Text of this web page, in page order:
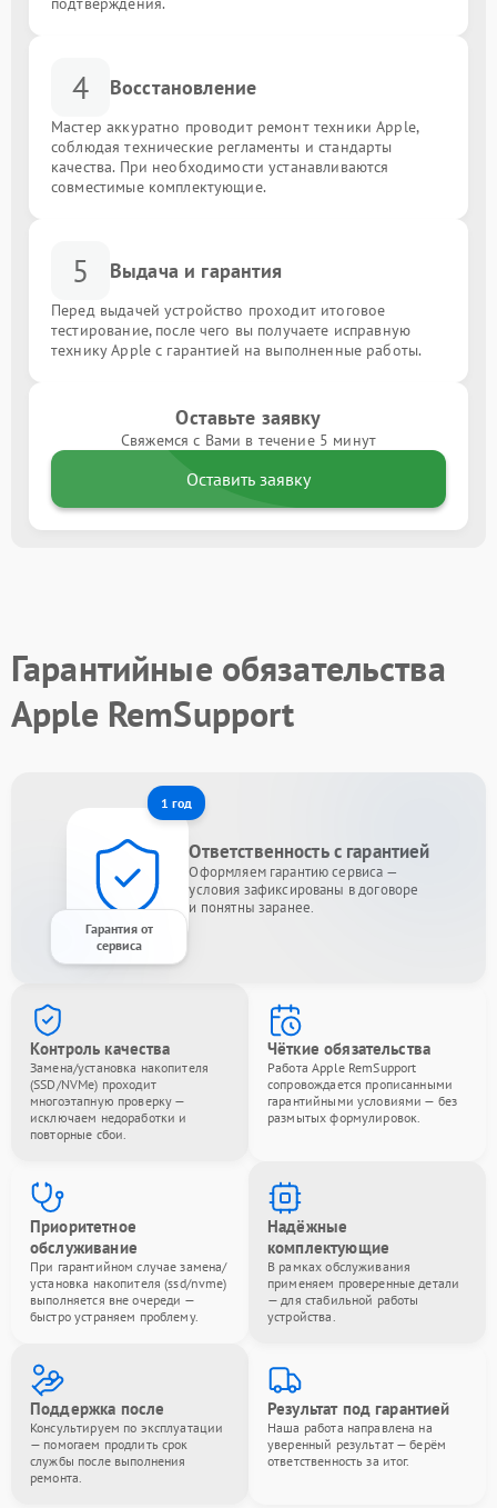
4 Восстановление
Мастер аккуратно проводит ремонт техники Apple,
соблюдая технические регламенты и стандарты
качества. При необходимости устанавливаются
совместимые комплектующие.
5 Выдача и гарантия
Перед выдачей устройство проходит итоговое
тестирование, после чего вы получаете исправную
технику Apple с гарантией на выполненные работы.
Оставьте заявку
Свяжемся с Вами в течение 5 минут
Оставить заявку
Гарантийные обязательства
Apple RemSupport
1 год
Гарантия от
сервиса
Ответственность с гарантией
Оформляем гарантию сервиса —
условия зафиксированы в договоре
и понятны заранее.
Контроль качества
Замена/установка накопителя
(SSD/NVMe) проходит
многоэтапную проверку —
исключаем недоработки и
повторные сбои.
Чёткие обязательства
Работа Apple RemSupport
сопровождается прописанными
гарантийными условиями — без
размытых формулировок.
Приоритетное
обслуживание
При гарантийном случае замена/
установка накопителя (ssd/nvme)
выполняется вне очереди —
быстро устраняем проблему.
Надёжные
комплектующие
В рамках обслуживания
применяем проверенные детали
— для стабильной работы
устройства.
Поддержка после
Консультируем по эксплуатации
— помогаем продлить срок
службы после выполнения
ремонта.
Результат под гарантией
Наша работа направлена на
уверенный результат — берём
ответственность за итог.